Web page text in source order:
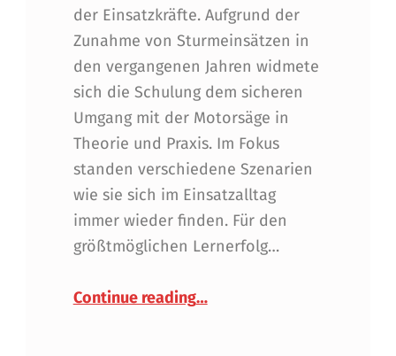
der Einsatzkräfte. Aufgrund der
Zunahme von Sturmeinsätzen in
den vergangenen Jahren widmete
sich die Schulung dem sicheren
Umgang mit der Motorsäge in
Theorie und Praxis. Im Fokus
standen verschiedene Szenarien
wie sie sich im Einsatzalltag
immer wieder finden. Für den
größtmöglichen Lernerfolg…
Continue reading…